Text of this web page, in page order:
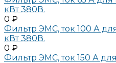
кВт 380В.
0 ₽
Фильтр ЭМС, ток 100 А
кВт 380В.
0 ₽
Фильтр ЭМС, ток 150 А